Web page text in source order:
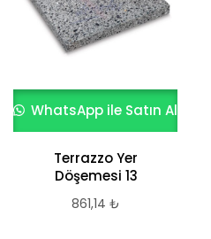
WhatsApp ile Satın Al
Terrazzo Yer
Döşemesi 13
861,14 ₺